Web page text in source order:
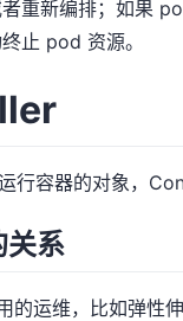
重新编排；如果
止 pod 资源。
行容器的对象，
系
运维，比如弹性